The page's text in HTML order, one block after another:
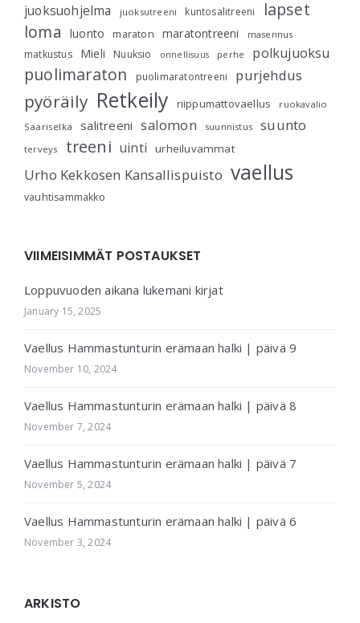
juoksuohjelma juoksutreeni kuntosalitreeni
lapset
loma
luonto maraton maratontreeni masennus
matkustus Mieli Nuuksio onnellisuus perhe polkujuoksu
puolimaraton puolimaratontreeni purjehdus
pyöräily Retkeily riippumattovaellus
ruokavalio
Saariselkä
salitreeni salomon suunnistus suunto
terveys treeni uinti urheiluvammat
Urho Kekkosen Kansallispuisto vaellus
vauhtisammakko
VIIMEISIMMÄT POSTAUKSET
Loppuvuoden aikana lukemani kirjat
January 15, 2025
Vaellus Hammastunturin erämaan halki | päivä 9
November 10, 2024
Vaellus Hammastunturin erämaan halki | päivä 8
November 7, 2024
Vaellus Hammastunturin erämaan halki | päivä 7
November 5, 2024
Vaellus Hammastunturin erämaan halki | päivä 6
November 3, 2024
ARKISTO